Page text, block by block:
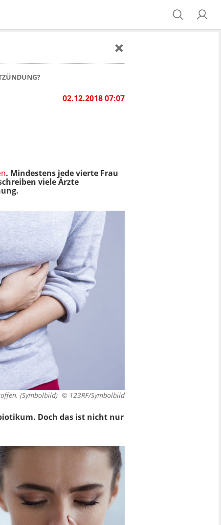
02.12.2018 07:07
. Mindestens jede vierte Frau
viele Ärzte
(Symbolbild) © 123RF/Symbolbild
Doch das ist nicht nur